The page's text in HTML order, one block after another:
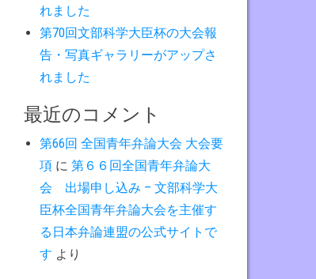
れました
第70回文部科学大臣杯の大会報
告・写真ギャラリーがアップさ
れました
最近のコメント
第66回 全国青年弁論大会 大会要
項に 第６６回全国青年弁論大
会 出場申し込み – 文部科学大
臣杯全国青年弁論大会を主催す
る日本弁論連盟の公式サイトで
す より